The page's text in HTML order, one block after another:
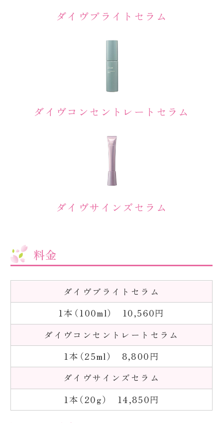
ダイヴブライトセラム
ダイヴコンセントレートセラム
ダイヴサインズセラム
料金
ダイヴブライトセラム
1本（100ml） 10,560円
ダイヴコンセントレートセラム
1本（25ml） 8,800円
ダイヴサインズセラム
1本（20g） 14,850円